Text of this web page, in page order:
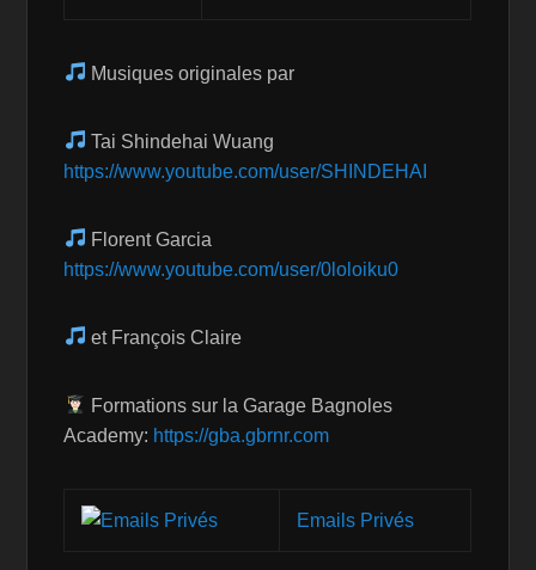
Musiques originales par
Tai Shindehai Wuang
https://www.youtube.com/user/SHINDEHAI
Florent Garcia
https://www.youtube.com/user/0loloiku0
et François Claire
Formations sur la Garage Bagnoles
Academy: https://gba.gbrnr.com
Emails Privés